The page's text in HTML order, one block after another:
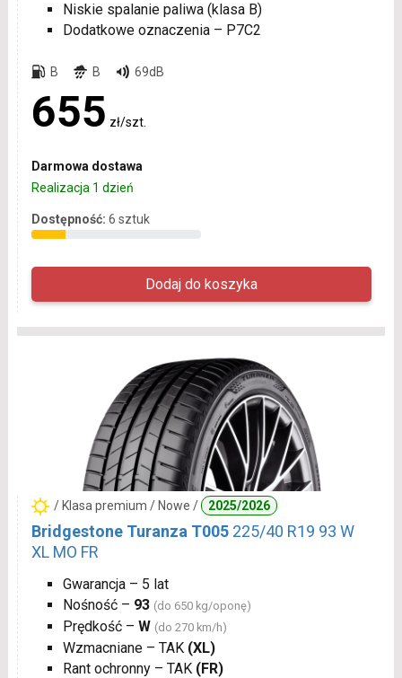
Niskie spalanie paliwa (klasa B)
Dodatkowe oznaczenia – P7C2
B B 69dB
655 zł/szt.
Darmowa dostawa
Realizacja 1 dzień
Dostępność: 6 sztuk
/ Klasa premium / Nowe / 2025/2026
Bridgestone Turanza T005 225/40 R19 93 W
XL MO FR
Gwarancja – 5 lat
Nośność – 93 (do 650 kg/oponę)
Prędkość – W (do 270 km/h)
Wzmacniane – TAK (XL)
Rant ochronny – TAK (FR)